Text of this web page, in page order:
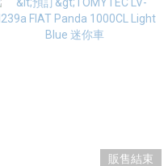
販售結束